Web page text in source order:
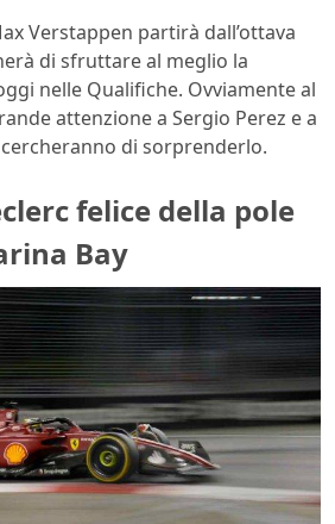
Verstappen partirà dall’ottava
di sfruttare al meglio la
nelle Qualifiche. Ovviamente al
attenzione a Sergio Perez e a
di sorprenderlo.
felice della pole
Bay